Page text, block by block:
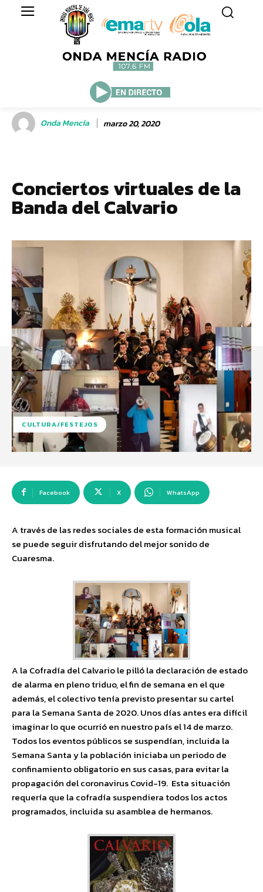
Onda Mencía marzo 20, 2020
Conciertos virtuales de la
Banda del Calvario
CULTURA/FESTEJOS
Facebook X WhatsApp
A través de las redes sociales de esta formación musical
se puede seguir disfrutando del mejor sonido de
Cuaresma.
A la Cofradía del Calvario le pilló la declaración de estado
de alarma en pleno triduo, el fin de semana en el que
además, el colectivo tenía previsto presentar su cartel
para la Semana Santa de 2020. Unos días antes era difícil
imaginar lo que ocurrió en nuestro país el 14 de marzo.
Todos los eventos públicos se suspendían, incluida la
Semana Santa y la población iniciaba un periodo de
confinamiento obligatorio en sus casas, para evitar la
propagación del coronavirus Covid-19. Esta situación
requería que la cofradía suspendiera todos los actos
programados, incluida su asamblea de hermanos.